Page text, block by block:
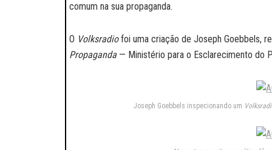
comum na sua propaganda.
O Volksradiofoi uma criação de Joseph Goebbels,
Propaganda— Ministério para o Esclarecimento do
Joseph Goebbels inspecionando um